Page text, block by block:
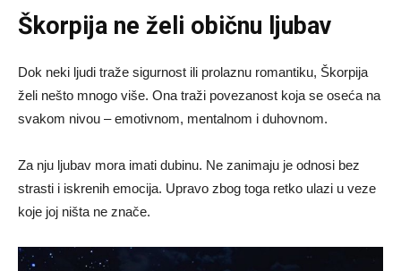
Škorpija ne želi običnu ljubav
Dok neki ljudi traže sigurnost ili prolaznu romantiku, Škorpija
želi nešto mnogo više. Ona traži povezanost koja se oseća na
svakom nivou – emotivnom, mentalnom i duhovnom.
Za nju ljubav mora imati dubinu. Ne zanimaju je odnosi bez
strasti i iskrenih emocija. Upravo zbog toga retko ulazi u veze
koje joj ništa ne znače.